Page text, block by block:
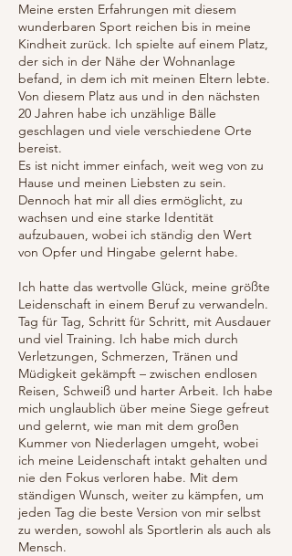
Meine ersten Erfahrungen mit diesem
wunderbaren Sport reichen bis in meine
Kindheit zurück. Ich spielte auf einem Platz,
der sich in der Nähe der Wohnanlage
befand, in dem ich mit meinen Eltern lebte.
Von diesem Platz aus und in den nächsten
20 Jahren habe ich unzählige Bälle
geschlagen und viele verschiedene Orte
bereist.
Es ist nicht immer einfach, weit weg von zu
Hause und meinen Liebsten zu sein.
Dennoch hat mir all dies ermöglicht, zu
wachsen und eine starke Identität
aufzubauen, wobei ich ständig den Wert
von Opfer und Hingabe gelernt habe.
Ich hatte das wertvolle Glück, meine größte
Leidenschaft in einem Beruf zu verwandeln.
Tag für Tag, Schritt für Schritt, mit Ausdauer
und viel Training. Ich habe mich durch
Verletzungen, Schmerzen, Tränen und
Müdigkeit gekämpft – zwischen endlosen
Reisen, Schweiß und harter Arbeit. Ich habe
mich unglaublich über meine Siege gefreut
und gelernt, wie man mit dem großen
Kummer von Niederlagen umgeht, wobei
ich meine Leidenschaft intakt gehalten und
nie den Fokus verloren habe. Mit dem
ständigen Wunsch, weiter zu kämpfen, um
jeden Tag die beste Version von mir selbst
zu werden, sowohl als Sportlerin als auch als
Mensch.